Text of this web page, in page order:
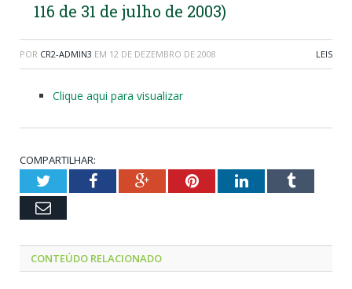
116 de 31 de julho de 2003)
POR CR2-ADMIN3 EM 12 DE DEZEMBRO DE 2008 LEIS
Clique aqui para visualizar
COMPARTILHAR:
TwitterFacebookGoogle+PinterestLinkedInTumblr
Email
CONTEÚDO RELACIONADO